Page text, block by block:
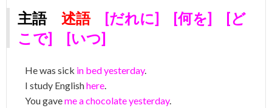
主語述語 [だれに] [何を] [ど
こで] [いつ]
He was sick in bed yesterday.
I study Englishhere
You gaveme a chocolate yesterday.